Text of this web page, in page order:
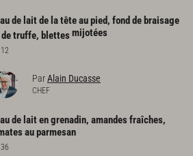
de lait de la tête au pied, fond de braisage
de truffe, blettesmijotées
12
ParAlain Ducasse
CHEF
de laitengrenadin, amandesfraîches,
auparmesan
36